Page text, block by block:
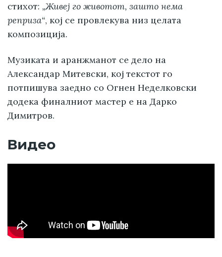
стихот: „Живеј го животот, зашто нема
реприза“, кој се провлекува низ целата
композиција.
Музиката и аранжманот се дело на
Александар Митевски, кој текстот го
потпишува заедно со Огнен Неделковски
додека финалниот мастер е на Дарко
Димитров.
Видео